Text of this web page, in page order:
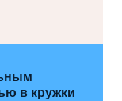
в кружки